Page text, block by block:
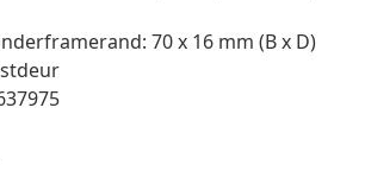
70 x 16 mm (B x D)